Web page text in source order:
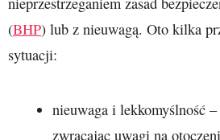
(BHP) lub z nieuwagą. Oto kilka
sytuacji:
nieuwaga i lekkomyślność
zwracając uwagi na